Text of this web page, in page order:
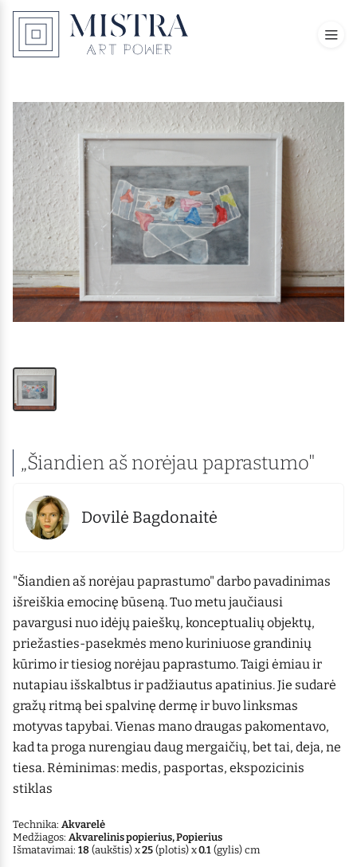
„Šiandien aš norėjau paprastumo"
Dovilė Bagdonaitė
"Šiandien aš norėjau paprastumo" darbo pavadinimas
išreiškia emocinę būseną. Tuo metu jaučiausi
pavargusi nuo idėjų paieškų, konceptualių objektų,
priežasties-pasekmės meno kuriniuose grandinių
kūrimo ir tiesiog norėjau paprastumo. Taigi ėmiau ir
nutapiau išskalbtus ir padžiautus apatinius. Jie sudarė
gražų ritmą bei spalvinę dermę ir buvo linksmas
motyvas tapybai. Vienas mano draugas pakomentavo,
kad ta proga nurengiau daug mergaičių, bet tai, deja, ne
tiesa. Rėminimas: medis, pasportas, ekspozicinis
stiklas
Technika: Akvarelė
Medžiagos: Akvarelinis popierius, Popierius
Išmatavimai: 18 (aukštis) x25 (plotis) x0.1 (gylis) cm